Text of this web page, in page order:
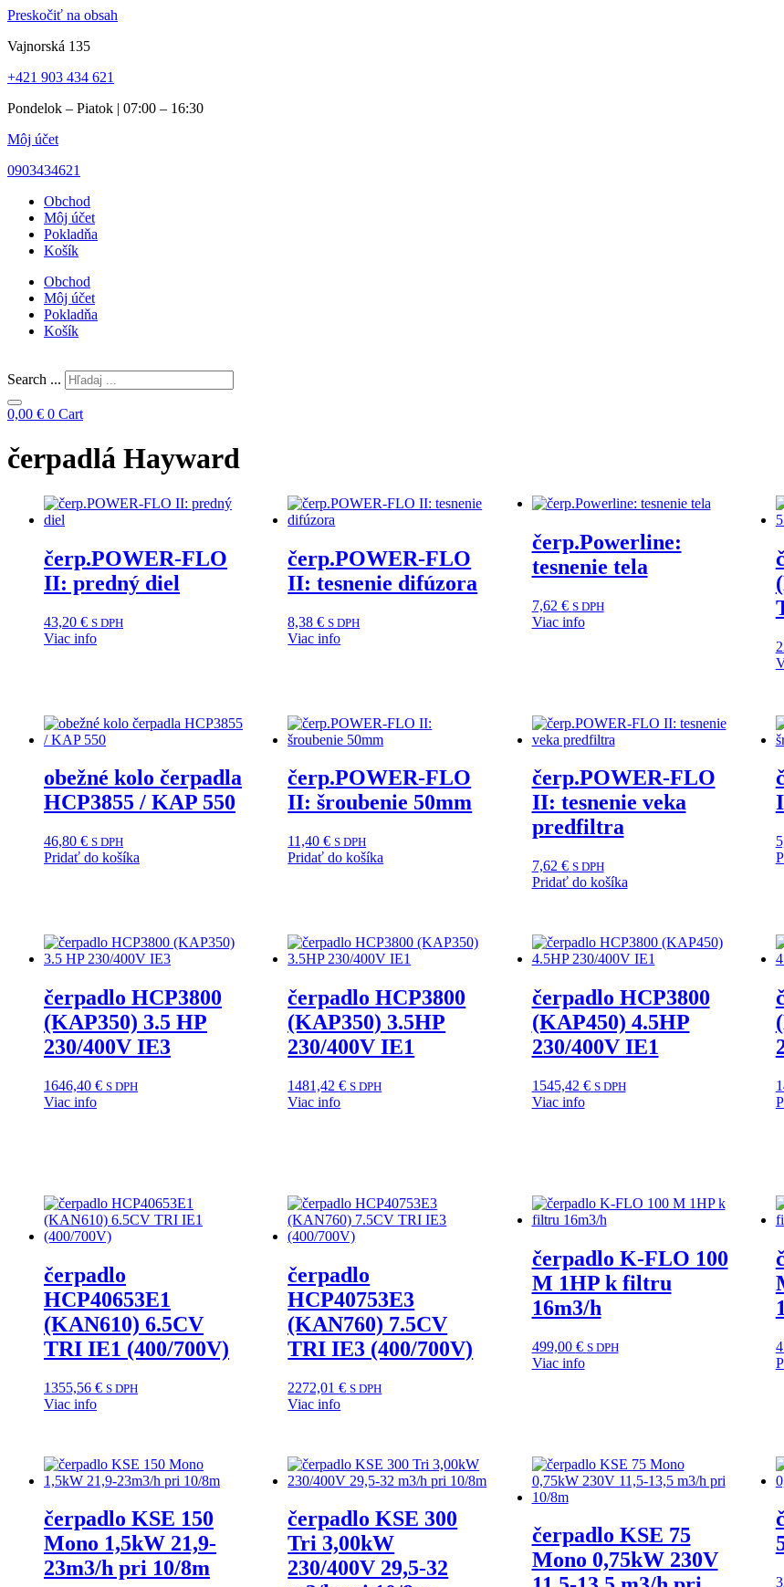
Preskočiť na obsah
Vajnorská 135
+421 903 434 621
Pondelok – Piatok | 07:00 – 16:30
Môj účet
0903434621
Obchod
Môj účet
Pokladňa
Košík
Obchod
Môj účet
Pokladňa
Košík
Search ...
0,00 € 0 Cart
čerpadlá Hayward
čerp.POWER-FLO
II: predný diel
43,20 € S DPH
Viac info
čerp.POWER-FLO
II: tesnenie difúzora
8,38€ S DPH
Viac info
čerp.Powerline:
tesnenie tela
7,62 € S DPH
Viac info
obežné kolo čerpadla
HCP3855 / KAP 550
46,80 € S DPH
Pridať do košíka
čerp.POWER-FLO
II: šroubenie 50mm
11,40€ S DPH
Pridať do košíka
čerp.POWER-FLO
II: tesnenie veka
predfiltra
7,62 € S DPH
Pridať do košíka
čerpadlo HCP3800
(KAP350) 3.5 HP
230/400V IE3
1646,40 € S DPH
Viac info
čerpadlo HCP3800
(KAP350) 3.5HP
230/400V IE1
1481,42€ S DPH
Viac info
čerpadlo HCP3800
(KAP450) 4.5HP
230/400V IE1
1545,42 € S DPH
Viac info
čerpadlo
HCP40653E1
(KAN610) 6.5CV
TRI IE1 (400/700V)
1355,56 € S DPH
Viac info
čerpadlo
HCP40753E3
(KAN760) 7.5CV
TRI IE3 (400/700V)
2272,01€ S DPH
Viac info
čerpadlo K-FLO 100
M 1HP k filtru
16m3/h
499,00 € S DPH
Viac info
čerpadlo KSE 150
Mono 1,5kW 21,9-
23m3/h pri 10/8m
čerpadlo KSE 300
Tri 3,00kW
230/400V 29,5-32
čerpadlo KSE 75
Mono 0,75kW 230V